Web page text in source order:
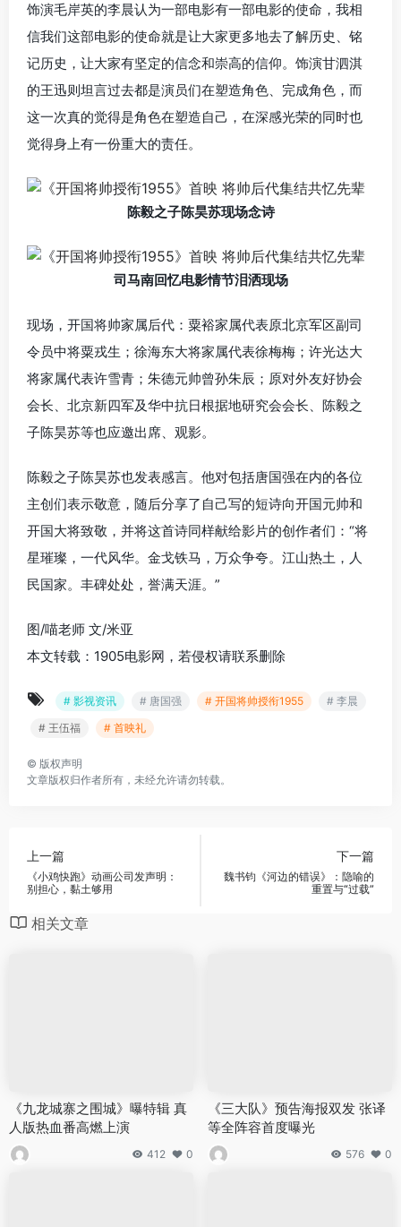
饰演毛岸英的李晨认为一部电影有一部电影的使命，我相
信我们这部电影的使命就是让大家更多地去了解历史、铭
记历史，让大家有坚定的信念和崇高的信仰。饰演甘泗淇
的王迅则坦言过去都是演员们在塑造角色、完成角色，而
这一次真的觉得是角色在塑造自己，在深感光荣的同时也
觉得身上有一份重大的责任。
陈毅之子陈昊苏现场念诗
司马南回忆电影情节泪洒现场
现场，开国将帅家属后代：粟裕家属代表原北京军区副司
令员中将粟戎生；徐海东大将家属代表徐梅梅；许光达大
将家属代表许雪青；朱德元帅曾孙朱辰；原对外友好协会
会长、北京新四军及华中抗日根据地研究会会长、陈毅之
子陈昊苏等也应邀出席、观影。
陈毅之子陈昊苏也发表感言。他对包括唐国强在内的各位
主创们表示敬意，随后分享了自己写的短诗向开国元帅和
开国大将致敬，并将这首诗同样献给影片的创作者们：“将
星璀璨，一代风华。金戈铁马，万众争夸。江山热土，人
民国家。丰碑处处，誉满天涯。”
图/喵老师 文/米亚
本文转载：1905电影网，若侵权请联系删除
# 影视资讯 # 唐国强 # 开国将帅授衔1955
# 李晨
# 王伍福
# 首映礼
© 版权声明
文章版权归作者所有，未经允许请勿转载。
上一篇
《小鸡快跑》动画公司发声明：
别担心，黏土够用
下一篇
魏书钧《河边的错误》：隐喻的
重置与“过载”
相关文章
《九龙城寨之围城》曝特辑 真
人版热血番高燃上演
412 0
《三大队》预告海报双发 张译
等全阵容首度曝光
576 0